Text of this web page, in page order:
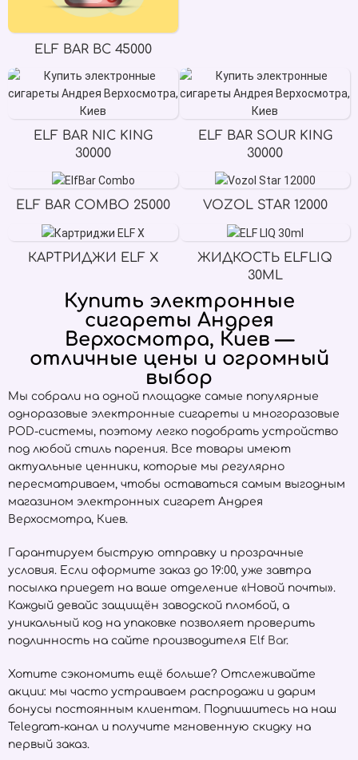
ELF BAR BC 45000
ELF BAR NIC KING
30000
ELF BAR SOUR KING
30000
ELF BAR COMBO 25000 VOZOL STAR 12000
КАРТРИДЖИ ELF X
ЖИДКОСТЬ ELFLIQ
30ML
Купить электронные
сигареты Андрея
Верхосмотра, Киев —
отличные цены и огромный
выбор
Мы собрали на одной площадке самые популярные
одноразовые электронные сигареты и многоразовые
POD-системы, поэтому легко подобрать устройство
под любой стиль парения. Все товары имеют
актуальные ценники, которые мы регулярно
пересматриваем, чтобы оставаться самым выгодным
магазином электронных сигарет Андрея
Верхосмотра, Киев.
Гарантируем быструю отправку и прозрачные
условия. Если оформите заказ до 19:00, уже завтра
посылка приедет на ваше отделение «Новой почты».
Каждый девайс защищён заводской пломбой, а
уникальный код на упаковке позволяет проверить
подлинность на сайте производителя Elf Bar.
Хотите сэкономить ещё больше? Отслеживайте
акции: мы часто устраиваем распродажи и дарим
бонусы постоянным клиентам. Подпишитесь на наш
Telegram-канал и получите мгновенную скидку на
первый заказ.